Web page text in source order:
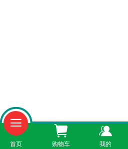
，源头保障安全
首页 购物车 我的